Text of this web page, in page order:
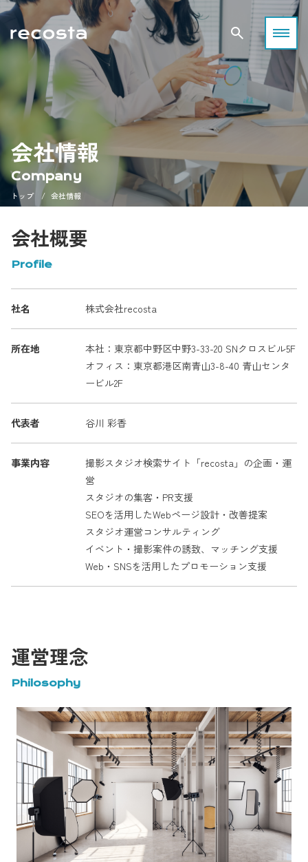
会社情報
Company
トップ 会社情報
会社概要
Profile
社名 株式会社recosta
所在地
本社：東京都中野区中野3-33-20 SNクロスビル5F
オフィス：東京都港区南青山3-8-40 青山センタ
ービル2F
代表者 谷川 彩香
事業内容
撮影スタジオ検索サイト「recosta」の企画・運
営
スタジオの集客・PR支援
SEOを活用したWebページ設計・改善提案
スタジオ運営コンサルティング
イベント・撮影案件の誘致、マッチング支援
Web・SNSを活用したプロモーション支援
運営理念
Philosophy